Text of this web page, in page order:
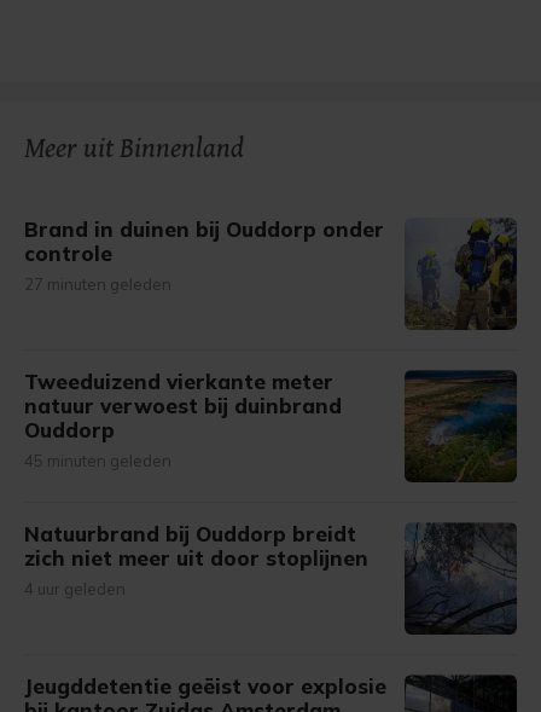
Meer uit Binnenland
Brand in duinen bij Ouddorp onder
controle
27 minuten geleden
Tweeduizend vierkante meter
natuur verwoest bij duinbrand
Ouddorp
45 minuten geleden
Natuurbrand bij Ouddorp breidt
zich niet meer uit door stoplijnen
4 uur geleden
Jeugddetentie geëist voor explosie